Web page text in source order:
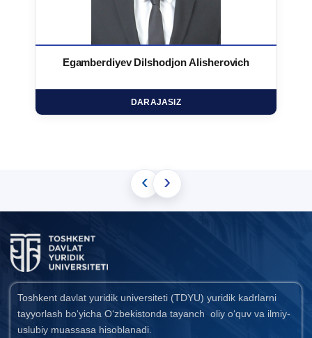
Egamberdiyev Dilshodjon Alisherovich
DARAJASIZ
‹ ›
Toshkent davlat yuridik universiteti (TDYU) yuridik kadrlarni
tayyorlash bo‘yicha O‘zbekistonda tayanch oliy o‘quv va ilmiy-
uslubiy muassasa hisoblanadi.